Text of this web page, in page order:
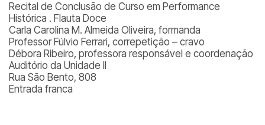
Recital de Conclusão de Curso em Performance
Histórica . Flauta Doce
Carla Carolina M. Almeida Oliveira, formanda
Professor Fúlvio Ferrari, correpetição – cravo
Débora Ribeiro, professora responsável e coordenação
Auditório da Unidade II
Rua São Bento, 808
Entrada franca